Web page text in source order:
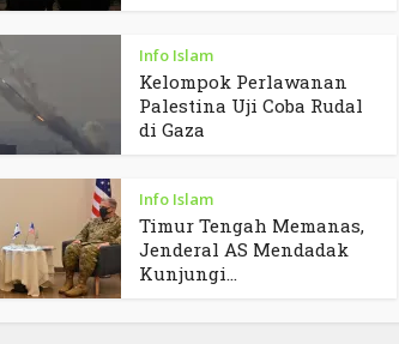
Info Islam
Kelompok Perlawanan
Palestina Uji Coba Rudal
di Gaza
Info Islam
Timur Tengah Memanas,
Jenderal AS Mendadak
Kunjungi...